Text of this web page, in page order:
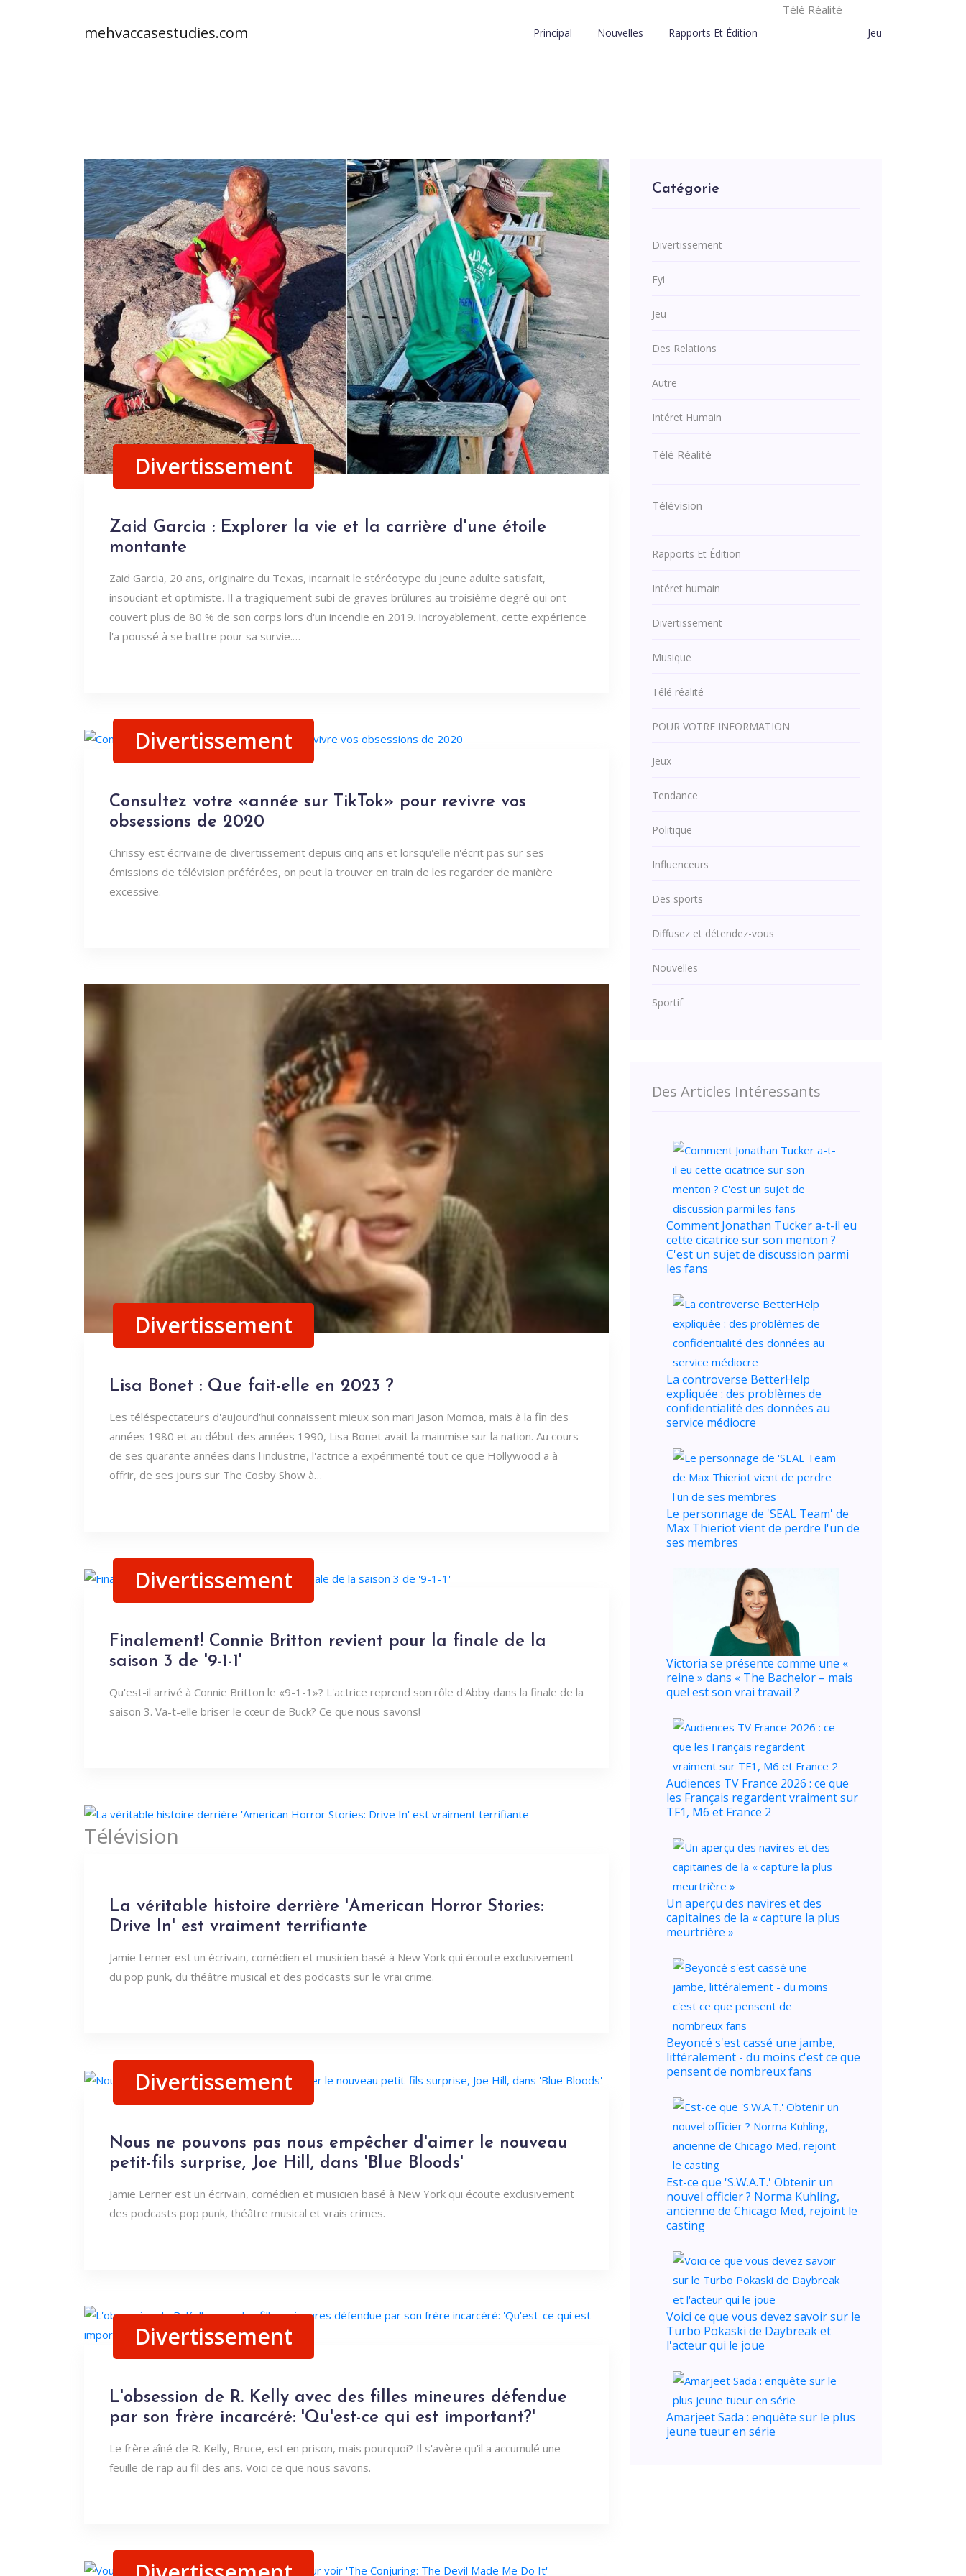
mehvaccasestudies.com Principal Nouvelles Rapports Et Édition
Télé Réalité
Jeu
Divertissement
Zaid Garcia : Explorer la vie et la carrière d'une étoile
montante
Zaid Garcia, 20 ans, originaire du Texas, incarnait le stéréotype du jeune adulte satisfait,
insouciant et optimiste. Il a tragiquement subi de graves brûlures au troisième degré qui ont
couvert plus de 80 % de son corps lors d'un incendie en 2019. Incroyablement, cette expérience
l'a poussé à se battre pour sa survie.…
Divertissement
Consultez votre «année sur TikTok» pour revivre vos
obsessions de 2020
Chrissy est écrivaine de divertissement depuis cinq ans et lorsqu'elle n'écrit pas sur ses
émissions de télévision préférées, on peut la trouver en train de les regarder de manière
excessive.
Divertissement
Lisa Bonet : Que fait-elle en 2023 ?
Les téléspectateurs d'aujourd'hui connaissent mieux son mari Jason Momoa, mais à la fin des
années 1980 et au début des années 1990, Lisa Bonet avait la mainmise sur la nation. Au cours
de ses quarante années dans l'industrie, l'actrice a expérimenté tout ce que Hollywood a à
offrir, de ses jours sur The Cosby Show à…
Divertissement
Finalement! Connie Britton revient pour la finale de la
saison 3 de '9-1-1'
Qu'est-il arrivé à Connie Britton le «9-1-1»? L'actrice reprend son rôle d'Abby dans la finale de la
saison 3. Va-t-elle briser le cœur de Buck? Ce que nous savons!
Télévision
La véritable histoire derrière 'American Horror Stories:
Drive In' est vraiment terrifiante
Jamie Lerner est un écrivain, comédien et musicien basé à New York qui écoute exclusivement
du pop punk, du théâtre musical et des podcasts sur le vrai crime.
Divertissement
Nous ne pouvons pas nous empêcher d'aimer le nouveau
petit-fils surprise, Joe Hill, dans 'Blue Bloods'
Jamie Lerner est un écrivain, comédien et musicien basé à New York qui écoute exclusivement
des podcasts pop punk, théâtre musical et vrais crimes.
Divertissement
L'obsession de R. Kelly avec des filles mineures défendue
par son frère incarcéré: 'Qu'est-ce qui est important?'
Le frère aîné de R. Kelly, Bruce, est en prison, mais pourquoi? Il s'avère qu'il a accumulé une
feuille de rap au fil des ans. Voici ce que nous savons.
Catégorie
Divertissement
Fyi
Jeu
Des Relations
Autre
Intéret Humain
Télé Réalité
Télévision
Rapports Et Édition
Intéret humain
Divertissement
Musique
Télé réalité
POUR VOTRE INFORMATION
Jeux
Tendance
Politique
Influenceurs
Des sports
Diffusez et détendez-vous
Nouvelles
Sportif
Des Articles Intéressants
Comment Jonathan Tucker a-t-il eu
cette cicatrice sur son menton ?
C'est un sujet de discussion parmi
les fans
La controverse BetterHelp
expliquée : des problèmes de
confidentialité des données au
service médiocre
Le personnage de 'SEAL Team' de
Max Thieriot vient de perdre l'un de
ses membres
Victoria se présente comme une «
reine » dans « The Bachelor – mais
quel est son vrai travail ?
Audiences TV France 2026 : ce que
les Français regardent vraiment sur
TF1, M6 et France 2
Un aperçu des navires et des
capitaines de la « capture la plus
meurtrière »
Beyoncé s'est cassé une jambe,
littéralement - du moins c'est ce que
pensent de nombreux fans
Est-ce que 'S.W.A.T.' Obtenir un
nouvel officier ? Norma Kuhling,
ancienne de Chicago Med, rejoint le
casting
Voici ce que vous devez savoir sur le
Turbo Pokaski de Daybreak et
l'acteur qui le joue
Amarjeet Sada : enquête sur le plus
jeune tueur en série